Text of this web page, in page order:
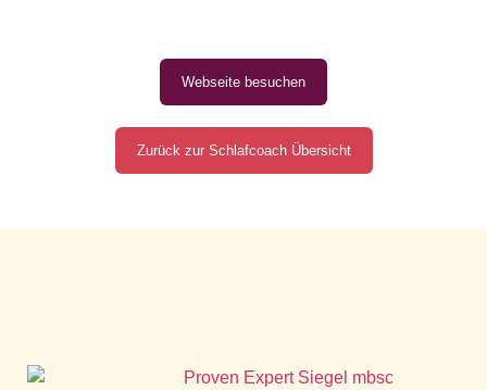
Webseite besuchen
Zurück zur Schlafcoach Übersicht